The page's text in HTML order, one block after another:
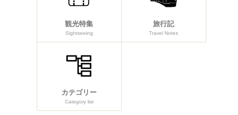
観光特集
Sightseeing
旅行記
Travel Notes
カテゴリー
Category list